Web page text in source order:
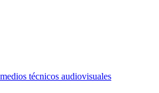
técnicos audiovisuales